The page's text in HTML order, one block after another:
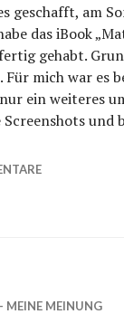
geschafft, am
das iBook
gehabt.
mich war es
ein weiteres
und
Store
MEINE MEINUNG